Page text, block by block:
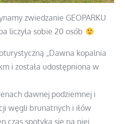
zwiedzanie GEOPARKU
liczyła sobie 20 osób
„Dawna kopalnia
i została udostępniona w
dawnej podziemnej i
węgli brunatnych i iłów
czas spotyka się na niej